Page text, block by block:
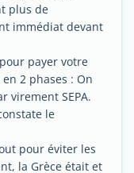
plus de
immédiat devant
payer votre
2 phases : On
virement SEPA.
le
pour éviter les
la Grèce était et